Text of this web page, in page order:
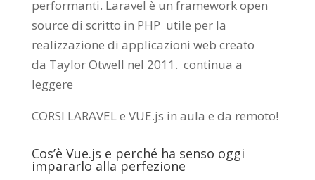
performanti. Laravel è un framework open
source di scritto in PHP utile per la
realizzazione di applicazioni web creato
da Taylor Otwell nel 2011. continua a
leggere
CORSI LARAVEL e VUE.js in aula e da remoto!
Cos’è Vue.js e perché ha senso oggi
impararlo alla perfezione